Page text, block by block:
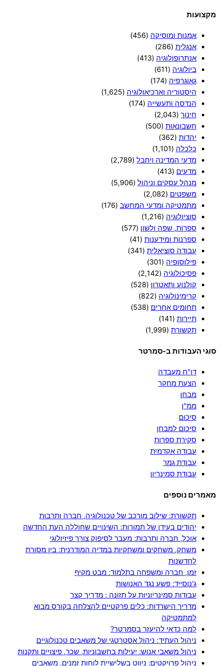
מקצועות
אמנות ומוסיקה (456)
אנגלית (286)
אנתרופולוגיה (413)
ביולוגיה (611)
גאוגרפיה (174)
היסטוריה וארכיאולוגיה (1,625)
הנדסה ותעשייה (174)
חינוך (2,043)
חשבונאות (500)
יהדות (362)
כלכלה (1,101)
מדעי המדינה ויחבל (2,789)
מדעים (413)
מנהל עסקים וניהול (5,906)
משפטים (2,082)
מתמטיקה ומדעי המחשב (176)
סוציולוגיה (1,216)
ספרות, שפה ולשון (577)
ספרנות ומידענות (41)
עבודה סוציאלית (341)
פילוסופיה (301)
פסיכולוגיה (2,142)
קולנוע ותאטרון (528)
קרימינולוגיה (822)
תחומים אחרים (538)
תיירות (141)
תקשורת (1,999)
סוגי העבודות ב-סמרטר
דו"ח מעבדה
הצעת מחקר
מבחן
ממ"ן
סיכום
סיכום למבחן
סקירת ספרות
עבודה אקדמית
עבודת גמר
עבודת סמינריון
מאמרים נוספים
תקשורת: שילוב מורכב של טכנולוגיה, חברה ותרבות
יהודים בעידן של תמורות: השינויים שחוללה העת החדשה
אוכל, חברה ותרבות: מעבר לסיפוק צורך פיזיולוגי
משחק, משחקים ומשחקיות במדיה המודרנית: בין מסורת
לחדשנות
זמן, חברה ומשפחה בתלמוד: מבט מקיף
ג'נוסייד: פשע נגד האנושות
עבודות סמינריוניות על תזונה : מדריך קצר
מדריך הישרדות: כלים פרקטיים להצלחה בקורס מבוא
למתמטיקה
למה כדאי להיעזר בסמרטר?
ניהול העתיד: ניהול אסטרטגי של משאבים טכנולוגיים
ניהול משאבי אנוש: יעילות בחשבוניות, שכר, פיצויים ותקנות
ניהול פרויקטים: ניווט בשלישיית לוחות זמנים, משאבים